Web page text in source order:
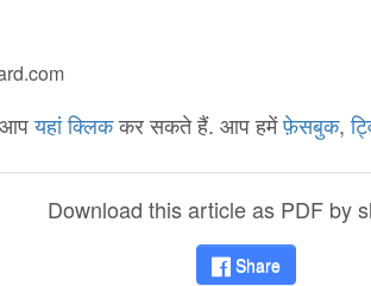
आपयहां क्लिककर सकते हैं. आप हमेंफ़ेसबुक,
Download this article as PDF by
Share